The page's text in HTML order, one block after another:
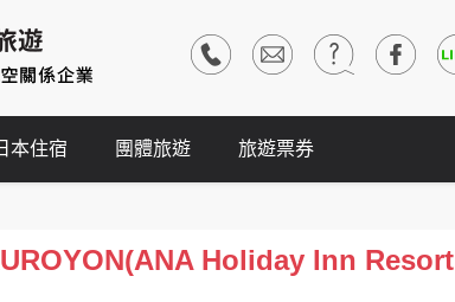
本住宿 團體旅遊 旅遊票券
Holiday Inn Resort